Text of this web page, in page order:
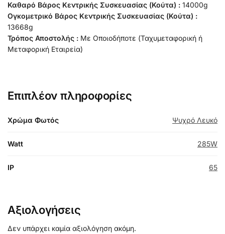
Καθαρό Βάρος Κεντρικής Συσκευασίας (Κούτα) : 14000g
Ογκομετρικό Βάρος Κεντρικής Συσκευασίας (Κούτα) :
13668g
Τρόπος Αποστολής : Με Οποιοδήποτε (Ταχυμεταφορική ή
Μεταφορική Εταιρεία)
Επιπλέον πληροφορίες
Χρώμα Φωτός Ψυχρό Λευκό
Watt 285W
IP 65
Αξιολογήσεις
Δεν υπάρχει καμία αξιολόγηση ακόμη.